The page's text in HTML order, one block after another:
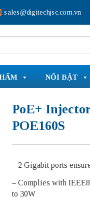
sales@digitechjsc.com.vn
NỔI BẬT
PoE+
POE160S
– 2 Gigabit ports
– Complies with
to 30W